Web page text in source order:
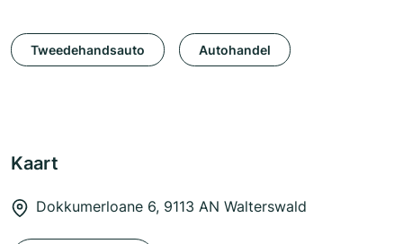
Tweedehandsauto Autohandel
Kaart
Dokkumerloane 6, 9113 AN Walterswald